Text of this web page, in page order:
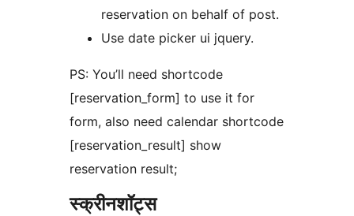
reservation on behalf of post.
Use date picker ui jquery.
PS: You’ll need shortcode
[reservation_form] to use it for
form, also need calendar shortcode
[reservation_result] show
reservation result;
स्क्रीनशॉट्स